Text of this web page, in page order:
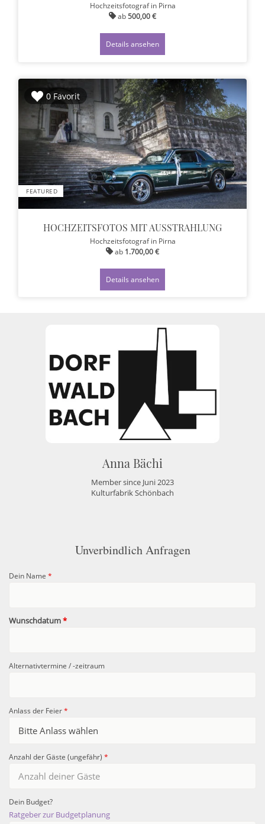
Hochzeitsfotografin Pirna
ab500,00 €
Details ansehen
0 Favorit
FEATURED
HOCHZEITSFOTOS MIT AUSSTRAHLUNG
Hochzeitsfotografin Pirna
ab 1.700,00 €
Details ansehen
Anna Bächi
Member since Juni 2023
Kulturfabrik Schönbach
Unverbindlich Anfragen
Dein Name *
Wunschdatum*
Alternativtermine / -zeitraum
Anlass der Feier*
Anzahl der Gäste (ungefähr) *
Dein Budget?
Ratgeber zur Budgetplanung